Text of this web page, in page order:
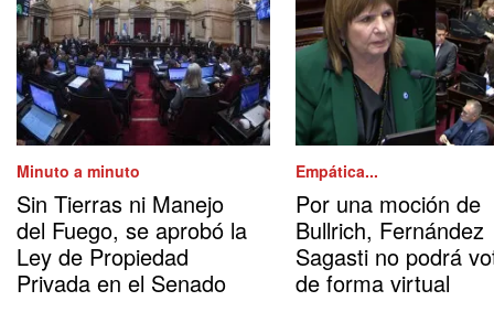
Minuto a minuto
Sin Tierras ni Manejo
del Fuego, se aprobó la
Ley de Propiedad
Privada en el Senado
Empática...
Por una moción de
Bullrich, Fernández
Sagasti no podrá
de forma virtual